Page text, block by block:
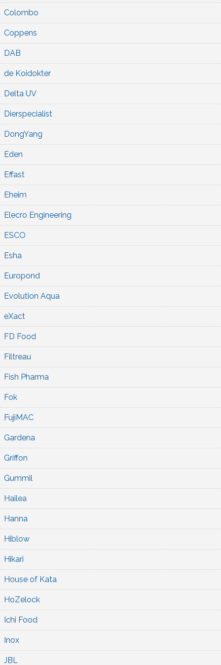
Colombo
Coppens
DAB
de Koidokter
Delta UV
Dierspecialist
DongYang
Eden
Effast
Eheim
Elecro Engineering
ESCO
Esha
Europond
Evolution Aqua
eXact
FD Food
Filtreau
Fish Pharma
Fok
FujiMAC
Gardena
Griffon
Gummil
Hailea
Hanna
Hiblow
Hikari
House of Kata
HoZelock
Ichi Food
Inox
JBL